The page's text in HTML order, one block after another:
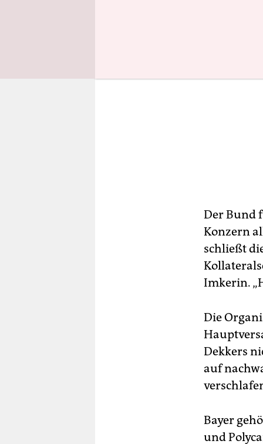
Der Bund
Konzern
schließt
Imkerin.
Die
Dekkers
auf
Bayer
und